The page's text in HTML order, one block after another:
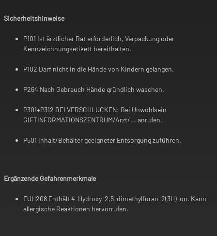
Sicherheitshinweise
P101 Ist ärztlicher Rat erforderlich, Verpackung oder
Kennzeichnungsetikett bereithalten.
P102 Darf nicht in die Hände von Kindern gelangen.
P264 Nach Gebrauch Hände gründlich waschen.
P301+P312 BEI VERSCHLUCKEN: Bei Unwohlsein
GIFTINFORMATIONSZENTRUM/Arzt/... anrufen.
P501 Inhalt/Behälter geeigneter Entsorgung zuführen.
Ergänzende Gefahrenmerkmale
EUH208 Enthält 4-Hydroxy-2,5-dimethylfuran-2(3H)-on. Kann
allergische Reaktionen hervorrufen.